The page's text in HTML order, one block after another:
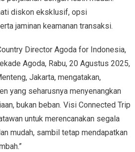
diskon eksklusif, opsi
jaminan keamanan transaksi.
Director Agoda for Indonesia,
Agoda, Rabu, 20 Agustus 2025,
Jakarta, mengatakan,
yang seharusnya menyenangkan
bukan beban. Visi Connected Trip
untuk merencanakan segala
mudah, sambil tetap mendapatkan